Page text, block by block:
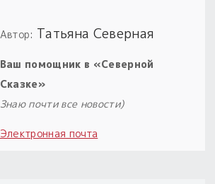
Автор: Татьяна Северная
Ваш помощник в «Северной
Сказке»
Знаю почти все новости)
Электронная почта